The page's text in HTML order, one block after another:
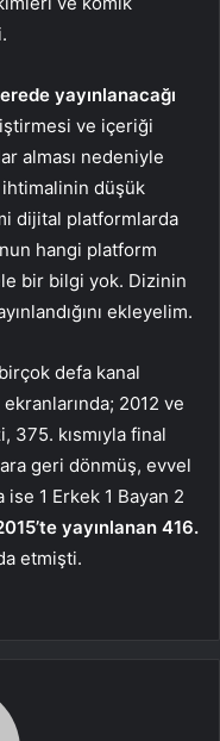
yayınlanacağı
ve içeriği
alması nedeniyle
ihtimalinin düşük
dijital platformlarda
hangi platform
bir bilgi yok. Dizinin
ekleyelim.
defa kanal
2012 ve
375. kısmıyla final
geri dönmüş, evvel
ise 1 Erkek 1 Bayan 2
yayınlanan 416.
etmişti.